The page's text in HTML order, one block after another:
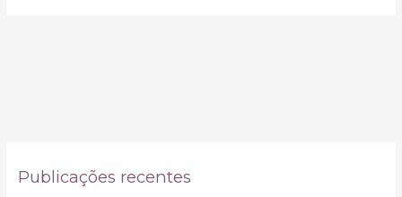
Publicações recentes